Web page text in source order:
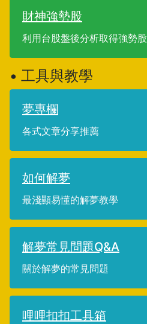
財神強勢股
利用台股盤後分析取得強勢股
• 工具與教學
夢專欄
各式文章分享推薦
如何解夢
最淺顯易懂的解夢教學
解夢常見問題Q&A
關於解夢的常見問題
哩哩扣扣工具箱